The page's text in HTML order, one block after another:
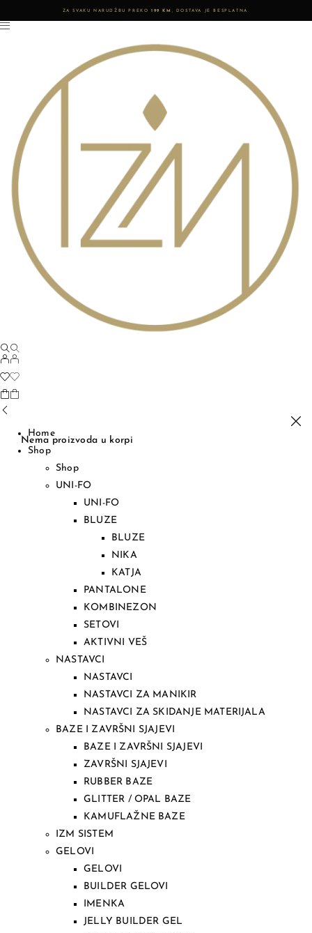
ZA SVAKU NARUDŽBU PREKO 199 KM , DOSTAVA JE BESPLATNA.
Nema proizvoda u korpi
Home
Shop
Shop
UNI-FO
UNI-FO
BLUZE
BLUZE
NIKA
KATJA
PANTALONE
KOMBINEZON
SETOVI
AKTIVNI VEŠ
NASTAVCI
NASTAVCI
NASTAVCI ZA MANIKIR
NASTAVCI ZA SKIDANJE MATERIJALA
BAZE I ZAVRŠNI SJAJEVI
BAZE I ZAVRŠNI SJAJEVI
ZAVRŠNI SJAJEVI
RUBBER BAZE
GLITTER / OPAL BAZE
KAMUFLAŽNE BAZE
IZM SISTEM
GELOVI
GELOVI
BUILDER GELOVI
IMENKA
JELLY BUILDER GEL